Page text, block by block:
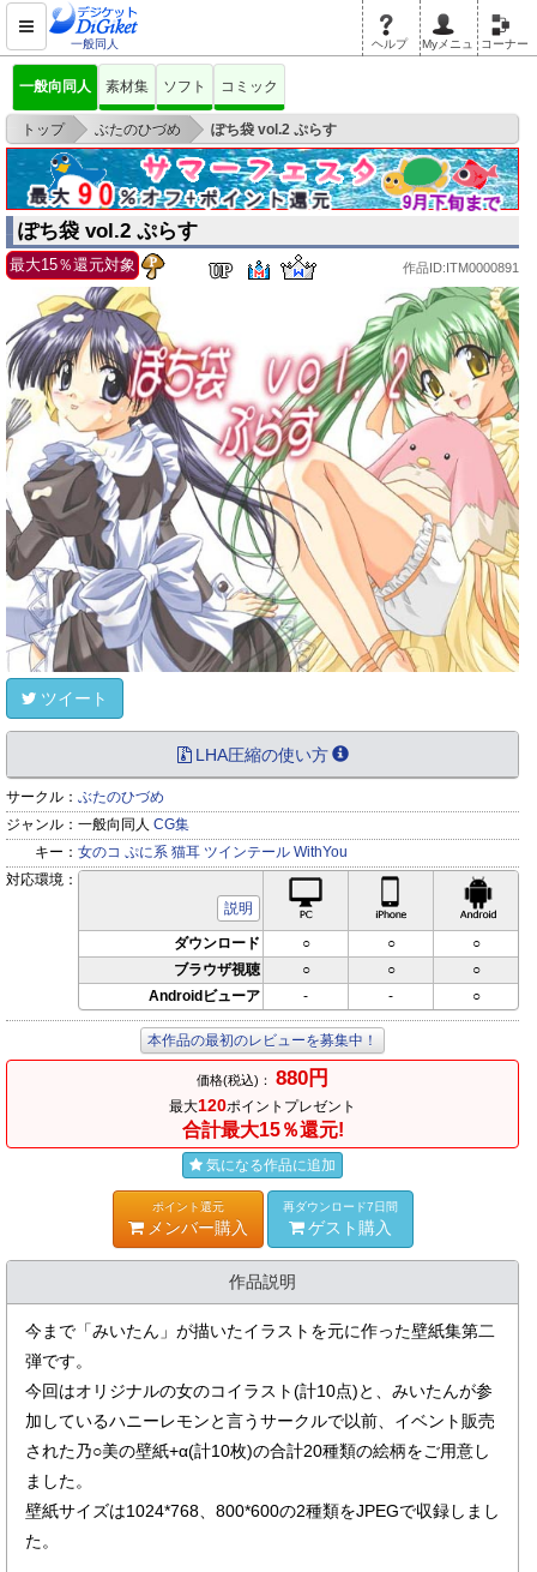
一般同人 ヘルプ Myメニュ コーナー
一般向同人 素材集 ソフト コミック
トップ > ぶたのひづめ > ぽち袋 vol.2 ぷらす
ぽち袋 vol.2 ぷらす
最大15％還元対象 作品ID:ITM0000891
ツイート
LHA圧縮の使い方
サークル： ぶたのひづめ
ジャンル： 一般向同人 CG集
キー： 女のコ ぷに系 猫耳 ツインテール WithYou
対応環境：
説明
iPhone対応
ダウンロード ○ ○
○
ブラウザ視聴
○ ○
○
Androidビューア
- - ○
本作品の最初のレビューを募集中！
価格(税込)： 880円
最大120ポイントプレゼント
合計最大15％還元!
気になる作品に追加
ポイント還元
メンバー購入
再ダウンロード7日間
ゲスト購入
作品説明
今まで「みいたん」が描いたイラストを元に作った壁紙集第二
弾です。
今回はオリジナルの女のコイラスト(計10点)と、みいたんが参
加しているハニーレモンと言うサークルで以前、イベント販売
された乃○美の壁紙+α(計10枚)の合計20種類の絵柄をご用意し
ました。
壁紙サイズは1024*768、800*600の2種類をJPEGで収録しまし
た。